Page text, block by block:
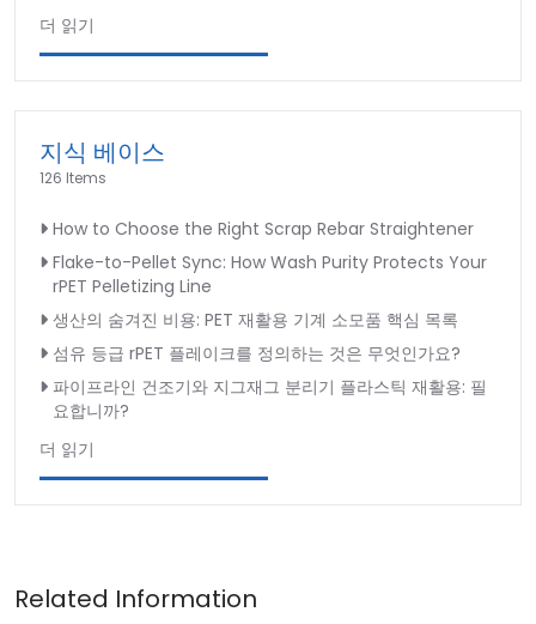
더 읽기
지식 베이스
126 Items
How to Choose the Right Scrap Rebar Straightener
Flake-to-Pellet Sync: How Wash Purity Protects Your
rPET Pelletizing Line
생산의 숨겨진 비용: PET 재활용 기계 소모품 핵심 목록
섬유 등급 rPET 플레이크를 정의하는 것은 무엇인가요?
파이프라인 건조기와 지그재그 분리기 플라스틱 재활용: 필
요합니까?
더 읽기